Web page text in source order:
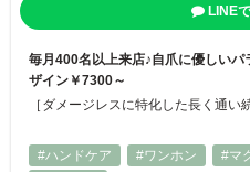
LINE
毎月400名以上来店♪自爪に優しい
ザイン￥7300～
#ハンドケア
#ワンホン #マ